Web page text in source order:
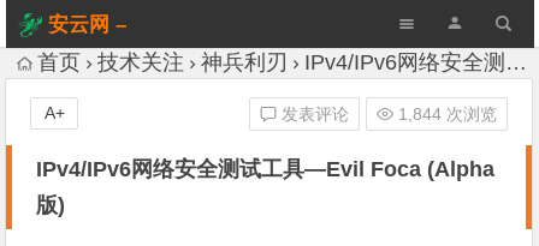
安云网 –
AnYun.ORG
首页 技术关注 神兵利刃 IPv4/IPv6网络安全测试工具—Evil Foca (Alpha版)
IPv4/IPv6网络安全测试工具—Evil Foca (Alpha
版)
发表评论 1,844 次浏览
A+